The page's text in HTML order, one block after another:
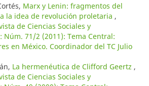
Marx y Lenin: fragmentos del
la idea de revolución proletaria ,
de Ciencias Sociales y
Núm. 71/2 (2011): Tema Central:
en México. Coordinador del TC Julio
La hermenéutica de Clifford Geertz ,
de Ciencias Sociales y